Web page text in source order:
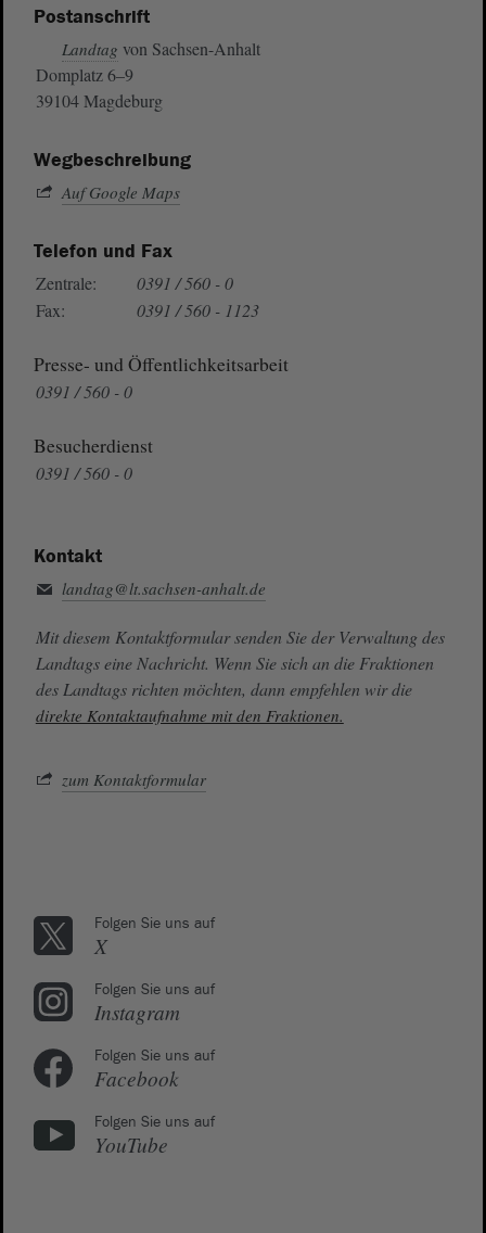
Postanschrift
Landtag von Sachsen-Anhalt
Domplatz 6–9
39104 Magdeburg
Wegbeschreibung
Auf Google Maps
Telefon und Fax
Zentrale:
0391 / 560 - 0
Fax:
0391 / 560 - 1123
Presse- und Öffentlichkeitsarbeit
0391 / 560 - 0
Besucherdienst
0391 / 560 - 0
Kontakt
landtag@lt.sachsen-anhalt.de
Mit diesem Kontaktformular senden Sie der Verwaltung des
Landtags eine Nachricht. Wenn Sie sich an die Fraktionen
des Landtags richten möchten, dann empfehlen wir die
direkte Kontaktaufnahme mit den Fraktionen.
zum Kontaktformular
Folgen Sie uns auf
X
Folgen Sie uns auf
Instagram
Folgen Sie uns auf
Facebook
Folgen Sie uns auf
YouTube